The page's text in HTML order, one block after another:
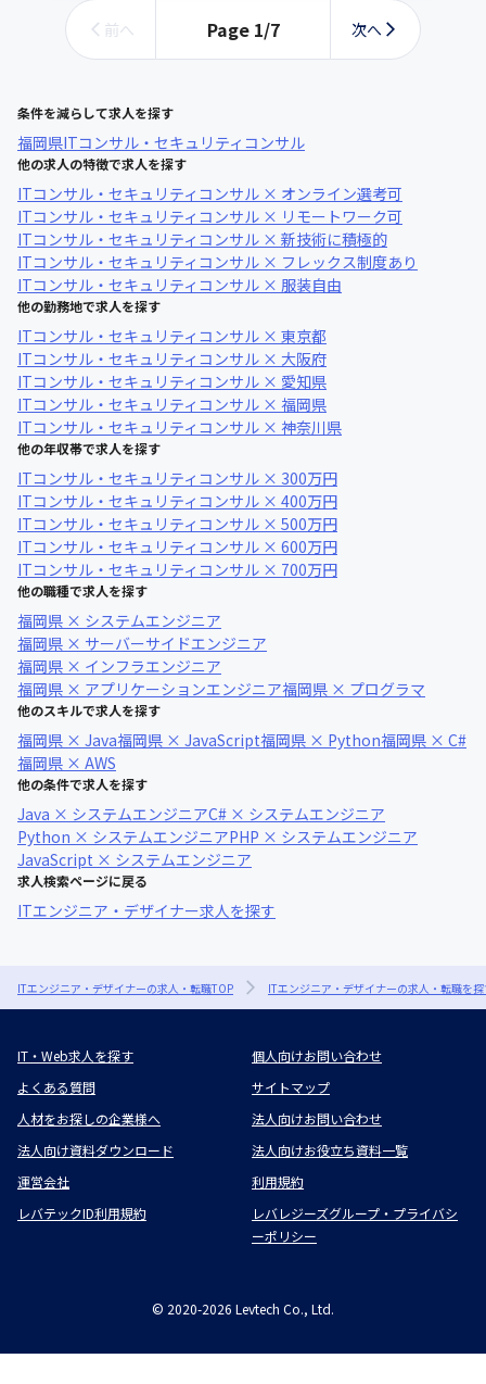
前へ Page 1/7 次へ
条件を減らして求人を探す
福岡県ITコンサル・セキュリティコンサル
他の求人の特徴で求人を探す
ITコンサル・セキュリティコンサル × オンライン選考可
ITコンサル・セキュリティコンサル × リモートワーク可
ITコンサル・セキュリティコンサル × 新技術に積極的
ITコンサル・セキュリティコンサル × フレックス制度あり
ITコンサル・セキュリティコンサル × 服装自由
他の勤務地で求人を探す
ITコンサル・セキュリティコンサル × 東京都
ITコンサル・セキュリティコンサル × 大阪府
ITコンサル・セキュリティコンサル × 愛知県
ITコンサル・セキュリティコンサル × 福岡県
ITコンサル・セキュリティコンサル × 神奈川県
他の年収帯で求人を探す
ITコンサル・セキュリティコンサル × 300万円
ITコンサル・セキュリティコンサル × 400万円
ITコンサル・セキュリティコンサル × 500万円
ITコンサル・セキュリティコンサル × 600万円
ITコンサル・セキュリティコンサル × 700万円
他の職種で求人を探す
福岡県 × システムエンジニア
福岡県 × サーバーサイドエンジニア
福岡県 × インフラエンジニア
福岡県 × アプリケーションエンジニア福岡県 × プログラマ
他のスキルで求人を探す
福岡県 × Java福岡県 × JavaScript福岡県 × Python福岡県 × C#
福岡県 × AWS
他の条件で求人を探す
Java × システムエンジニアC# × システムエンジニア
Python × システムエンジニアPHP × システムエンジニア
JavaScript × システムエンジニア
求人検索ページに戻る
ITエンジニア・デザイナー求人を探す
ITエンジニア・デザイナーの求人・転職TOP ITエンジニア・デザイナーの求人・転職を
IT・Web求人を探す
個人向けお問い合わせ
よくある質問
サイトマップ
人材をお探しの企業様へ
法人向けお問い合わせ
法人向け資料ダウンロード
法人向けお役立ち資料一覧
運営会社
利用規約
レバテックID利用規約
レバレジーズグループ・プライバシ
ーポリシー
© 2020-2026 Levtech Co., Ltd.